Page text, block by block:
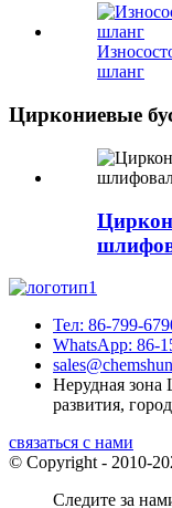
шланг
Циркониевые
Тел: 86-799-
WhatsApp: 86-
Нерудная зона
развития,
связаться с нами
© Copyright - 2010-
Следите за